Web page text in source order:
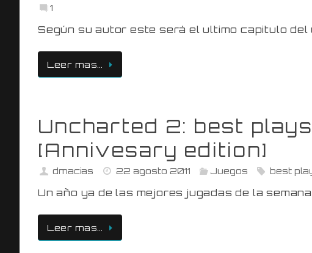
1
Según su autor este será el ultimo capitulo
Leer mas…
Uncharted 2: best
[Annivesary edition]
dmacias 22 agosto 2011 Juegos best
Un año ya de las mejores jugadas de la
Leer mas…